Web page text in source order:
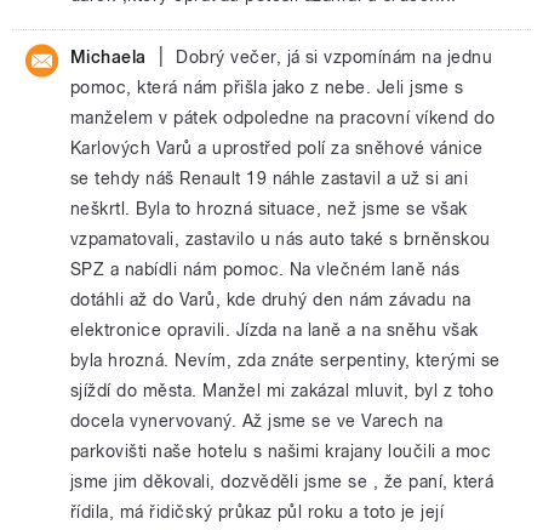
Michaela
Dobrý večer, já si vzpomínám na jednu
pomoc, která nám přišla jako z nebe. Jeli jsme s
manželem v pátek odpoledne na pracovní víkend do
Karlových Varů a uprostřed polí za sněhové vánice
se tehdy náš Renault 19 náhle zastavil a už si ani
neškrtl. Byla to hrozná situace, než jsme se však
vzpamatovali, zastavilo u nás auto také s brněnskou
SPZ a nabídli nám pomoc. Na vlečném laně nás
dotáhli až do Varů, kde druhý den nám závadu na
elektronice opravili. Jízda na laně a na sněhu však
byla hrozná. Nevím, zda znáte serpentiny, kterými se
sjíždí do města. Manžel mi zakázal mluvit, byl z toho
docela vynervovaný. Až jsme se ve Varech na
parkovišti naše hotelu s našimi krajany loučili a moc
jsme jim děkovali, dozvěděli jsme se , že paní, která
řídila, má řidičský průkaz půl roku a toto je její